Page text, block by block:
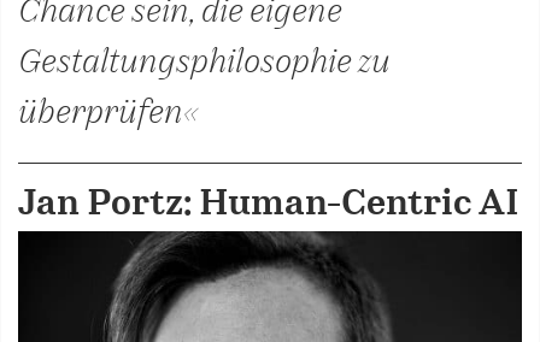
Chance sein, die eigene
Gestaltungsphilosophie zu
überprüfen«
Jan Portz: Human-Centric AI